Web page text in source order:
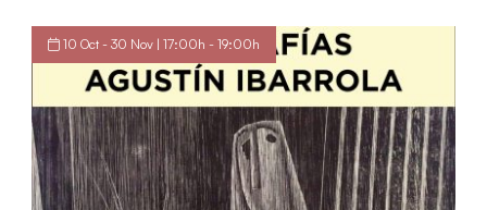
10 Oct - 30 Nov | 17:00h - 19:00h